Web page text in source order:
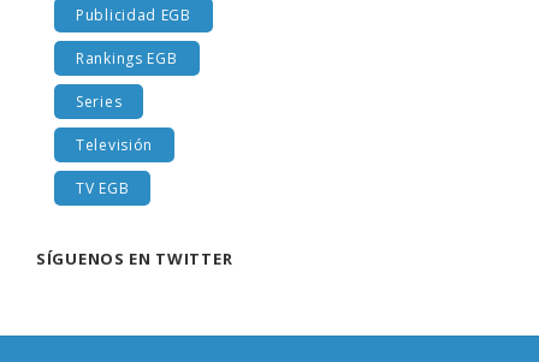
Publicidad EGB
Rankings EGB
Series
Televisión
TV EGB